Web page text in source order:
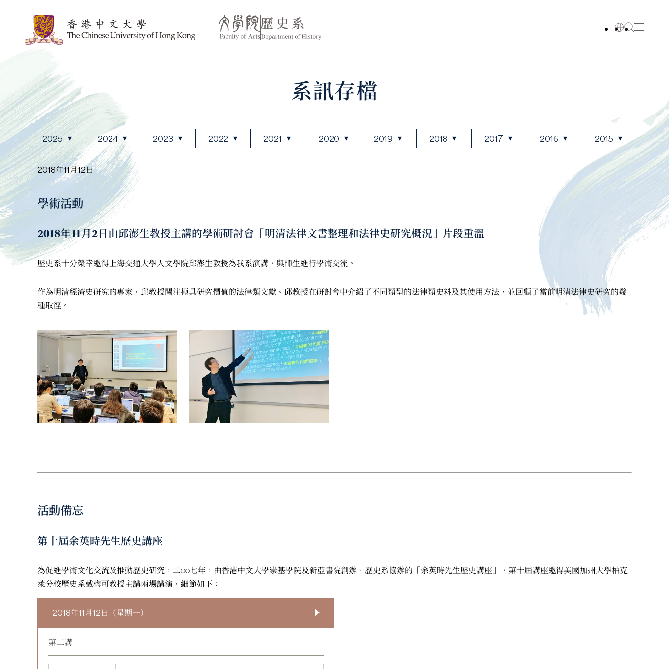
系訊存檔
2025 2024 2023 2022 2021 2020 2019 2018 2017 2016 2015
2018年11月12日
學術活動
2018年11月2日由邱澎生教授主講的學術研討會「明清法律文書整理和法律史研究概況」片段重溫
歷史系十分榮幸邀得上海交通大學人文學院邱澎生教授為我系演講，與師生進行學術交流。
作為明清經濟史研究的專家，邱教授關注極具研究價值的法律類文獻。邱教授在研討會中介紹了不同類型的法律類史料及其使用方法，並回顧了當前明清法律史研究的幾
種取徑。
活動備忘
第十屆余英時先生歷史講座
為促進學術文化交流及推動歷史研究，二○○七年，由香港中文大學崇基學院及新亞書院創辦、歷史系協辦的「余英時先生歷史講座」，第十屆講座邀得美國加州大學柏克
萊分校歷史系戴梅可教授主講兩場講演，細節如下：
2018年11月12日（星期一）
第二講